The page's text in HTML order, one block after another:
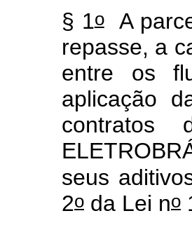
§ 1oA
repasse, a
entre os
aplicação
contratos
seus
2o da Lei no